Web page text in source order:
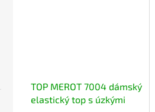
TOP MEROT 7004 dámský
elastický top s úzkými